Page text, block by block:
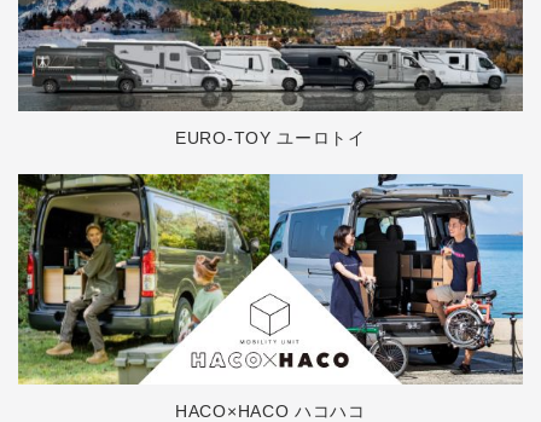
EURO-TOY ユーロトイ
HACO×HACO ハコハコ